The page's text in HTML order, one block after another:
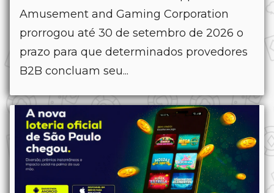
Amusement and Gaming Corporation
prorrogou até 30 de setembro de 2026 o
prazo para que determinados provedores
B2B concluam seu...